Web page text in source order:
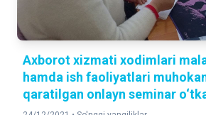
Axborot xizmati xodimlari
hamda ish faoliyatlari
qaratilgan onlayn seminar